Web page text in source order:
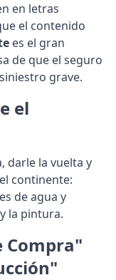
en letras
el contenido
es el gran
de que el seguro
grave.
el
darle la vuelta y
continente:
de agua y
la pintura.
Compra"